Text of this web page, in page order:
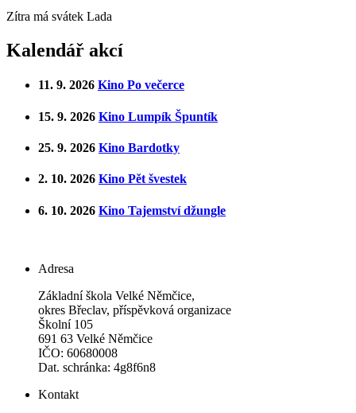
Zítra má svátek Lada
Kalendář akcí
11. 9. 2026 Kino Po večerce
15. 9. 2026 Kino Lumpík Špuntík
25. 9. 2026 Kino Bardotky
2. 10. 2026 Kino Pět švestek
6. 10. 2026 Kino Tajemství džungle
Adresa
Základní škola Velké Němčice,
okres Břeclav, příspěvková organizace
Školní 105
691 63 Velké Němčice
IČO: 60680008
Dat. schránka: 4g8f6n8
Kontakt